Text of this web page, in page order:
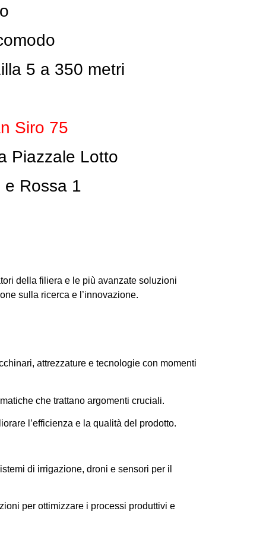
5 a 350 metri
Siro 75
Piazzale Lotto
Rossa 1
della filiera e le più avanzate soluzioni
sulla ricerca e l’innovazione.
attrezzature e tecnologie con momenti
che trattano argomenti cruciali.
l’efficienza e la qualità del prodotto.
di irrigazione, droni e sensori per il
per ottimizzare i processi produttivi e